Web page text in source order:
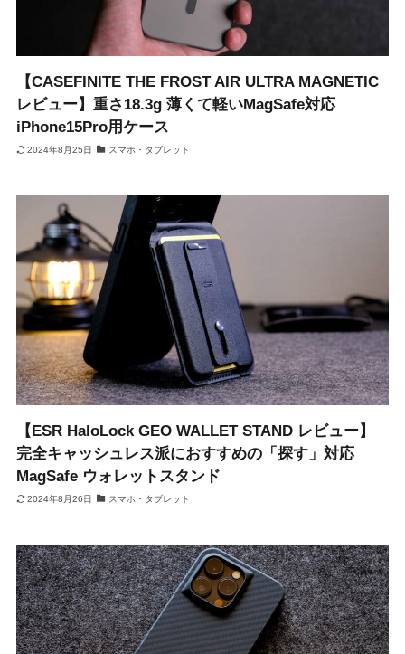
【CASEFINITE THE FROST AIR ULTRA MAGNETIC
レビュー】重さ18.3g 薄くて軽いMagSafe対応
iPhone15Pro用ケース
2024年8月25日 スマホ・タブレット
【ESR HaloLock GEO WALLET STAND レビュー】
完全キャッシュレス派におすすめの「探す」対応
MagSafe ウォレットスタンド
2024年8月26日 スマホ・タブレット